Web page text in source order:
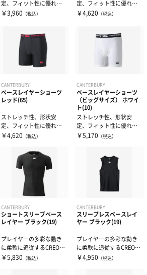
定、フィット性に優れたL
YCRA（ライクラ）素材を
￥3,960 （税込）
定、フィット性に優れたL
YCRA（ライクラ）素材を
￥4,620 （税込）
CANTERBURY
ベースレイヤーショーツ
レッド(65)
ストレッチ性、形状安
定、フィット性に優れたL
YCRA（ライクラ）素材を
￥4,620 （税込）
CANTERBURY
ベースレイヤーショーツ
（ビッグサイズ） ホワイ
ト(10)
ストレッチ性、形状安
定、フィット性に優れたL
YCRA（ライクラ）素材を
￥5,170 （税込）
CANTERBURY
ショートスリーブベース
レイヤー ブラック(19)
プレイヤーの多彩な動き
に柔軟に追従するCREORA
（クレオラ）のスパンデ
￥5,830 （税込）
CANTERBURY
スリーブレスベースレイ
ヤー ブラック(19)
プレイヤーの多彩な動き
に柔軟に追従するCREORA
（クレオラ）のスパンデ
￥4,950 （税込）